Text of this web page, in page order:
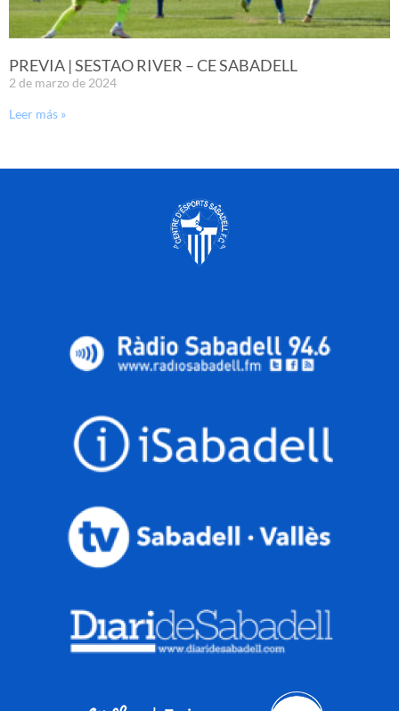
PREVIA | SESTAO RIVER – CE SABADELL
2 de marzo de 2024
Leer más »